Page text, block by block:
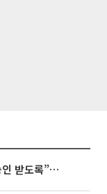
김정관 장관 “반도체 성과급, 주총 승인 받도록”…상법·자본시장법 개정 시사